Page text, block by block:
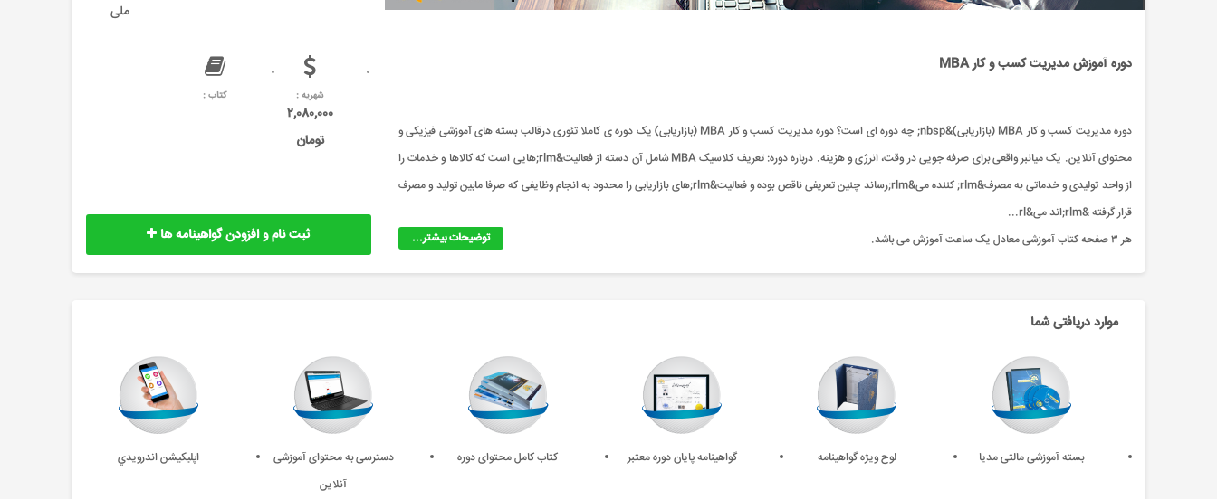
دوره آموزش مدیریت کسب و کار MBA
دوره مدیریت کسب و کار MBA (بازاریابی)&nbsp; چه دوره ای است؟ دوره مدیریت کسب و کار MBA (بازاریابی) یک دوره ی کاملا تئوری درقالب بسته های آموزشی فیزیکی و
محتوای آنلاین. یک میانبر واقعی برای صرفه جویی در وقت، انرژی و هزینه. درباره دوره: تعريف کلاسیک MBA شامل آن دسته از فعالیت&rlm;هایی است که کالاها و خدمات را
از واحد تولیدی و خدماتی به مصرف&rlm; کننده می&rlm;رساند چنین تعريفی ناقص بوده و فعالیت&rlm;های بازاريابی را محدود به انجام وظایفی که صرفا مابین تولید و مصرف
قرار گرفته &rlm;اند می&rl...
توضیحات بیشتر...
هر ۳ صفحه کتاب آموزشی معادل یک ساعت آموزش می باشد.
ملی
شهریه :
۲,۰۸۰,۰۰۰
تومان
کتاب :
ثبت نام و افزودن گواهینامه ها
موارد دریافتی شما
بسته آموزشی مالتی مدیا لوح ویژه گواهینامه گواهینامه پایان دوره معتبر کتاب کامل محتوای دوره
دسترسی به محتوای آموزشی
آنلاین
اپليکيشن اندرويدي